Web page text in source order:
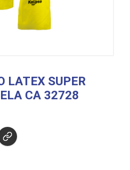
LATEX SUPER
CA 32728